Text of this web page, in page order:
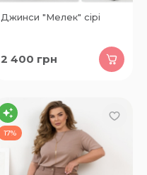
Джинси "Мелек" сірі
2 400 грн
17%